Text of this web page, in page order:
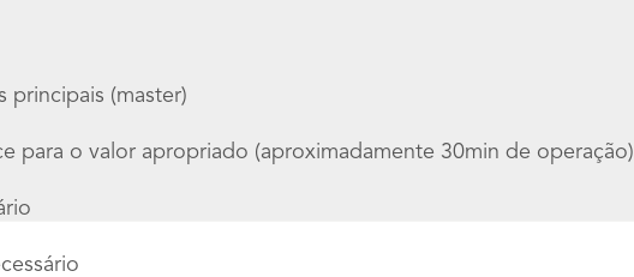
principais (master)
para o valor apropriado (aproximadamente 30min de operação)